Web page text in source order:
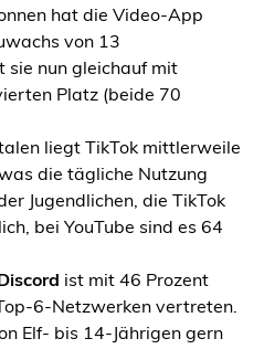
hat die Video-App
von 13
sie nun gleichauf mit
Platz (beide 70
liegt TikTok mittlerweile
die tägliche Nutzung
Jugendlichen, die TikTok
bei YouTube sind es 64
Discord ist mit 46 Prozent
6-Netzwerken vertreten.
Elf- bis 14-Jährigen gern